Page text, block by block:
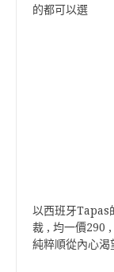
的都可以選
以西班牙Tapas
裁 , 均一價290
純粹順從內心渴